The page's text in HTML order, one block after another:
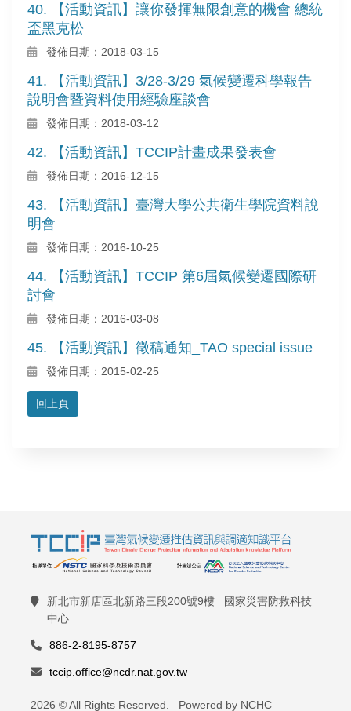
40. 【活動資訊】讓你發揮無限創意的機會 總統
盃黑克松
發佈日期：2018-03-15
41. 【活動資訊】3/28-3/29 氣候變遷科學報告
說明會暨資料使用經驗座談會
發佈日期：2018-03-12
42. 【活動資訊】TCCIP計畫成果發表會
發佈日期：2016-12-15
43. 【活動資訊】臺灣大學公共衛生學院資料說
明會
發佈日期：2016-10-25
44. 【活動資訊】TCCIP 第6屆氣候變遷國際研
討會
發佈日期：2016-03-08
45. 【活動資訊】徵稿通知_TAO special issue
發佈日期：2015-02-25
回上頁
新北市新店區北新路三段200號9樓 國家災害防救科技
中心
886-2-8195-8757
tccip.office@ncdr.nat.gov.tw
2026 © All Rights Reserved. Powered by NCHC